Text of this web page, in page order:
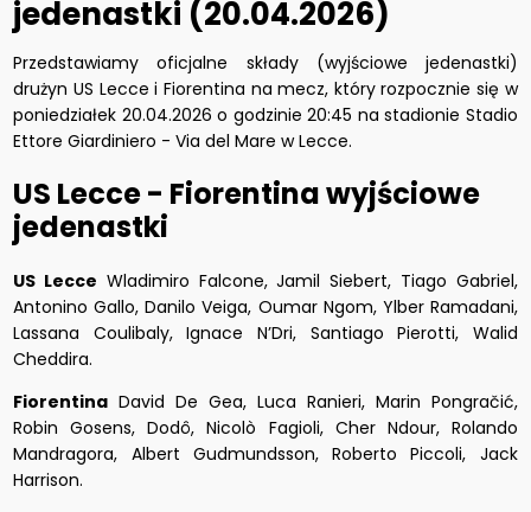
jedenastki (20.04.2026)
Przedstawiamy oficjalne składy (wyjściowe jedenastki)
drużyn US Lecce i Fiorentina na mecz, który rozpocznie się w
poniedziałek 20.04.2026 o godzinie 20:45 na stadionie Stadio
Ettore Giardiniero - Via del Mare w Lecce.
US Lecce - Fiorentina wyjściowe
jedenastki
US Lecce Wladimiro Falcone, Jamil Siebert, Tiago Gabriel,
Antonino Gallo, Danilo Veiga, Oumar Ngom, Ylber Ramadani,
Lassana Coulibaly, Ignace N’Dri, Santiago Pierotti, Walid
Cheddira.
Fiorentina David De Gea, Luca Ranieri, Marin Pongračić,
Robin Gosens, Dodô, Nicolò Fagioli, Cher Ndour, Rolando
Mandragora, Albert Gudmundsson, Roberto Piccoli, Jack
Harrison.